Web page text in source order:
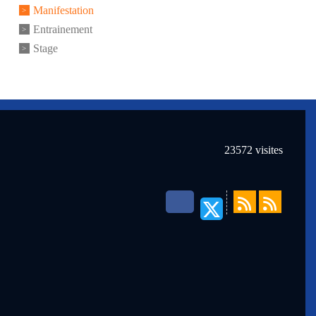
Manifestation
Entrainement
Stage
23572 visites